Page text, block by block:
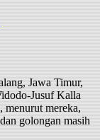
Jawa Timur,
Jusuf Kalla
menurut mereka,
golongan masih